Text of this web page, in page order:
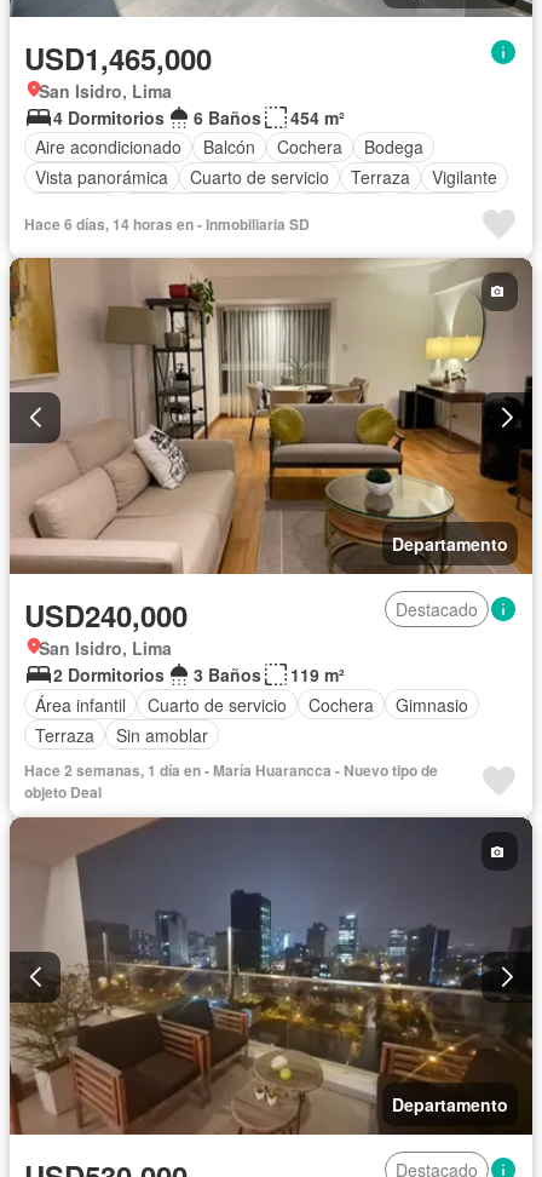
USD1,465,000
San Isidro, Lima
4 Dormitorios
6 Baños
454 m²
Aire acondicionado
Balcón Cochera
Bodega
Vista panorámica
Cuarto de servicio Terraza
Vigilante
Seguridad
Piscina Sin amoblar
Hace 6 días, 14 horas en - Inmobiliaria SD
Departamento
USD240,000
Destacado
San Isidro, Lima
2 Dormitorios
3 Baños
119 m²
Área infantil
Cuarto de servicio Cochera
Gimnasio
Terraza
Sin amoblar
Hace 2 semanas, 1 día en - María Huarancca - Nuevo tipo de
objeto Deal
Departamento
Destacado